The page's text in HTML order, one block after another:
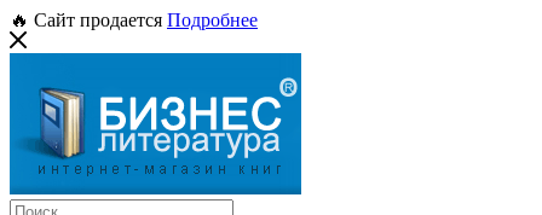
🔥 Сайт продается Подробнее